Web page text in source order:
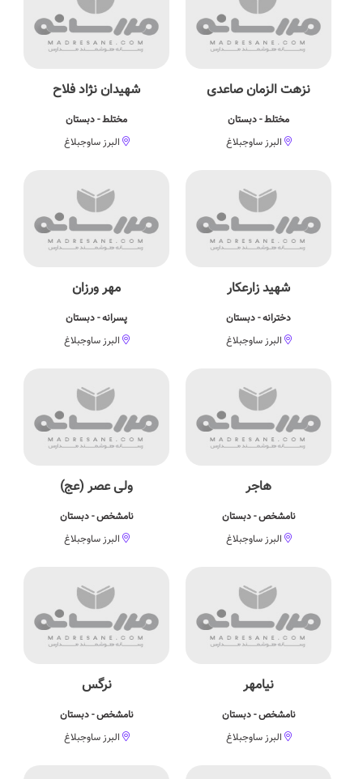
نزهت الزمان صاعدی
مختلط - دبستان
البرز ساوجبلاغ
شهیدان نژاد فلاح
مختلط - دبستان
البرز ساوجبلاغ
شهید زارعکار
دخترانه - دبستان
البرز ساوجبلاغ
مهر ورزان
پسرانه - دبستان
البرز ساوجبلاغ
هاجر
نامشخص - دبستان
البرز ساوجبلاغ
ولی عصر (عج)
نامشخص - دبستان
البرز ساوجبلاغ
نیامهر
نامشخص - دبستان
البرز ساوجبلاغ
نرگس
نامشخص - دبستان
البرز ساوجبلاغ